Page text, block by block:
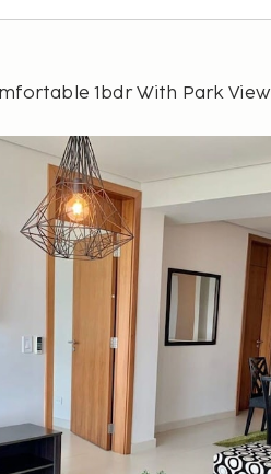
1bdr With Park View